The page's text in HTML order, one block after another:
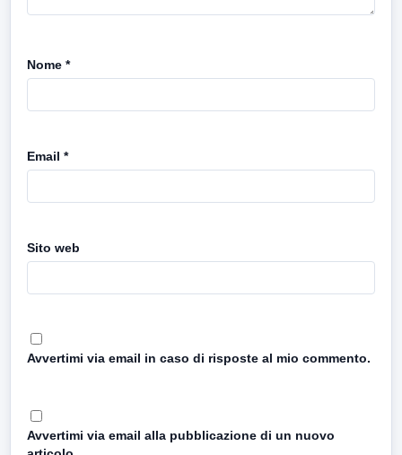
Nome *
Email *
Sito web
Avvertimi via email in caso di risposte al mio commento.
Avvertimi via email alla pubblicazione di un nuovo